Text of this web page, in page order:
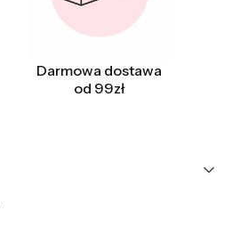
Darmowa dostawa
od 99zł